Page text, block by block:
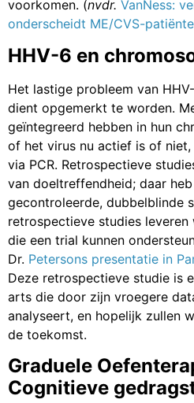
voorkomen. (nvdr. VanNess:
onderscheidt ME/CVS-
HHV-6 en
Het lastige probleem van
dient opgemerkt te worden.
geïntegreerd hebben in hun
of het virus nu actief is of
via PCR. Retrospectieve
van doeltreffendheid; daar
gecontroleerde, dubbelblinde
retrospectieve studies leveren
die een trial kunnen
Dr. Petersons presentatie in
Deze retrospectieve studie is
arts die door zijn vroegere
analyseert, en hopelijk zullen
de toekomst.
Graduele
Cognitieve